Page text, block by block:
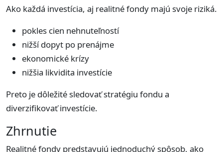
Ako každá investícia, aj realitné fondy majú svoje riziká.
pokles cien nehnuteľností
nižší dopyt po prenájme
ekonomické krízy
nižšia likvidita investície
Preto je dôležité sledovať stratégiu fondu a
diverzifikovať investície.
Zhrnutie
Realitné fondy predstavujú jednoduchý spôsob, ako